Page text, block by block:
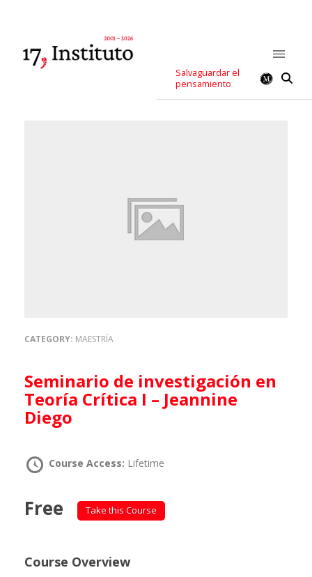
Salvaguardar el
pensamiento
CATEGORY: MAESTRÍA
Seminario de investigación en
Teoría Crítica I – Jeannine
Diego
Course Access: Lifetime
Free Take this Course
Course Overview